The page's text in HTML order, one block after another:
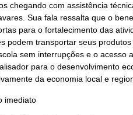
chegando com assistência
Sua fala ressalta que o
para o fortalecimento das
podem transportar seus
sem interrupções e o acesso
para o desenvolvimento
da economia local e
imediato